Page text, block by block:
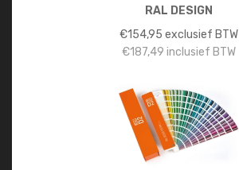
RAL DESIGN
€154,95 exclusief BTW
€187,49 inclusief BTW